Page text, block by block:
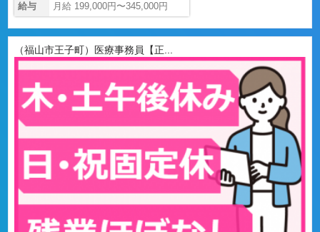
給与 月給 199,000円〜345,000円
（福山市王子町）医療事務員【正...